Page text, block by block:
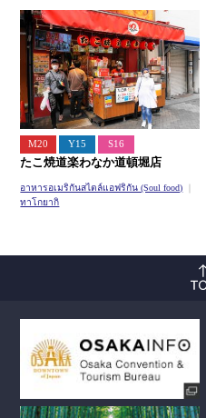
M20 Y15 S16
たこ焼道楽わなか道頓堀店
อาหารอเมริกันสไตล์แอฟริกัน (Soul food)
ทาโกยากิ